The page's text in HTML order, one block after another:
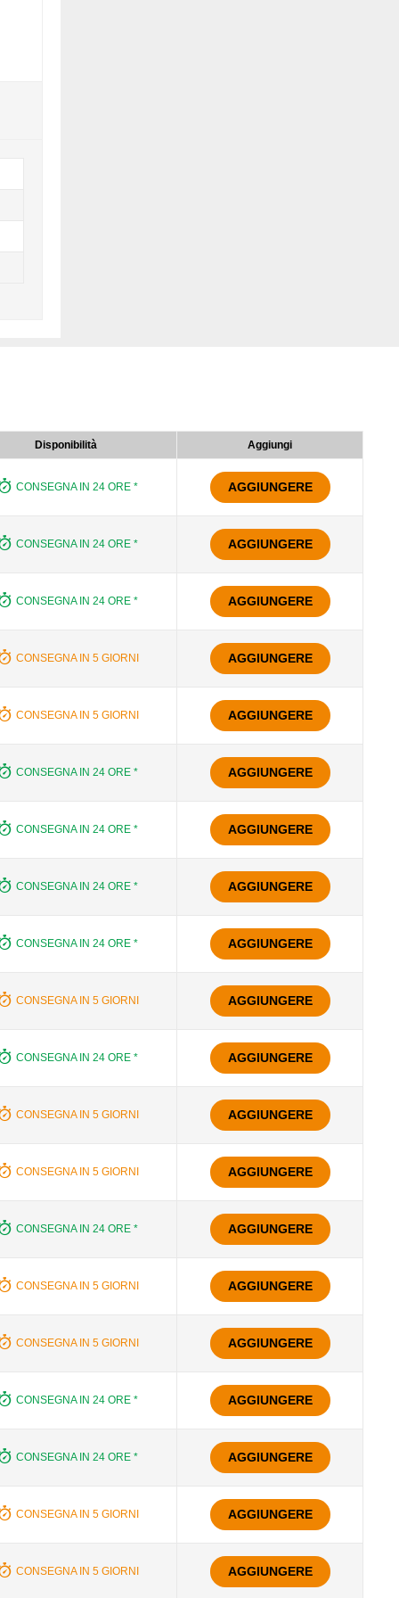
Disponibilità Aggiungi
CONSEGNA IN 24 ORE * AGGIUNGERE
CONSEGNA IN 24 ORE * AGGIUNGERE
CONSEGNA IN 24 ORE * AGGIUNGERE
CONSEGNA IN 5 GIORNI AGGIUNGERE
CONSEGNA IN 5 GIORNI AGGIUNGERE
CONSEGNA IN 24 ORE * AGGIUNGERE
CONSEGNA IN 24 ORE * AGGIUNGERE
CONSEGNA IN 24 ORE * AGGIUNGERE
CONSEGNA IN 24 ORE * AGGIUNGERE
CONSEGNA IN 5 GIORNI AGGIUNGERE
CONSEGNA IN 24 ORE * AGGIUNGERE
CONSEGNA IN 5 GIORNI AGGIUNGERE
CONSEGNA IN 5 GIORNI AGGIUNGERE
CONSEGNA IN 24 ORE * AGGIUNGERE
CONSEGNA IN 5 GIORNI AGGIUNGERE
CONSEGNA IN 5 GIORNI AGGIUNGERE
CONSEGNA IN 24 ORE * AGGIUNGERE
CONSEGNA IN 24 ORE * AGGIUNGERE
CONSEGNA IN 5 GIORNI AGGIUNGERE
CONSEGNA IN 5 GIORNI AGGIUNGERE